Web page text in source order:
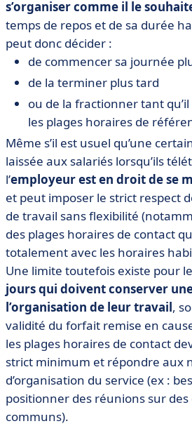
s’organiser comme il le
temps de repos et de sa durée
peut donc décider :
de commencer sa journée
de la terminer plus tard
ou de la fractionner tant
les plages horaires de
Même s’il est usuel qu’une
laissée aux salariés lorsqu’ils
l’employeur est en droit de se
et peut imposer le strict respect
de travail sans flexibilité
des plages horaires de contact
totalement avec les horaires
Une limite toutefois existe pour
jours qui doivent conserver
l’organisation de leur travail,
validité du forfait remise en
les plages horaires de contact
strict minimum et répondre aux
d’organisation du service (ex :
positionner des réunions sur
communs).